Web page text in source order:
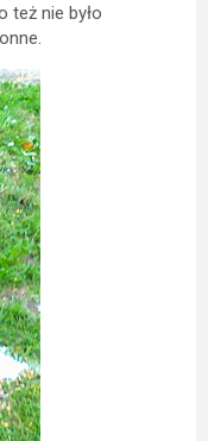
też nie było